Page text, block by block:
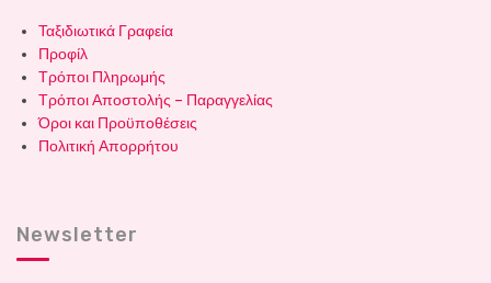
Ταξιδιωτικά Γραφεία
Προφίλ
Τρόποι Πληρωμής
Τρόποι Αποστολής – Παραγγελίας
Όροι και Προϋποθέσεις
Πολιτική Απορρήτου
Newsletter